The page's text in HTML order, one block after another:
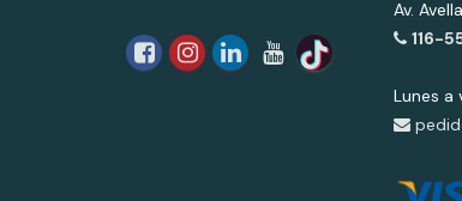
Av.
116-
Lunes a